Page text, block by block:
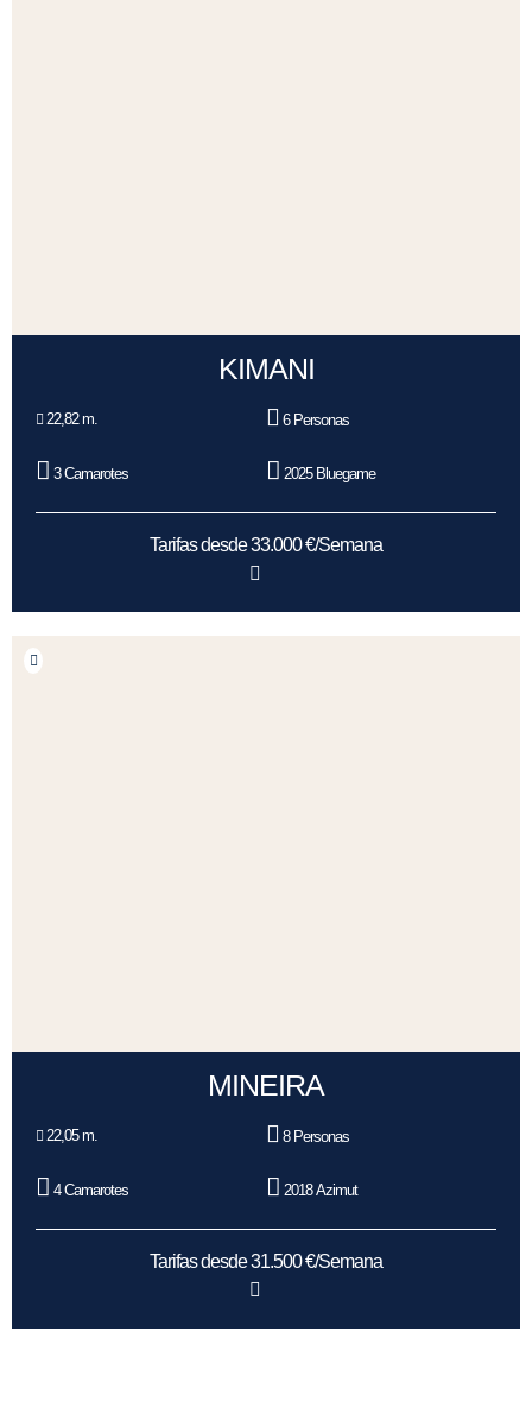
KIMANI
22,82 m. 6 Personas
3 Camarotes 2025 Bluegame
Tarifas desde 33.000 €/Semana
MINEIRA
22,05 m. 8 Personas
4 Camarotes 2018 Azimut
Tarifas desde 31.500 €/Semana